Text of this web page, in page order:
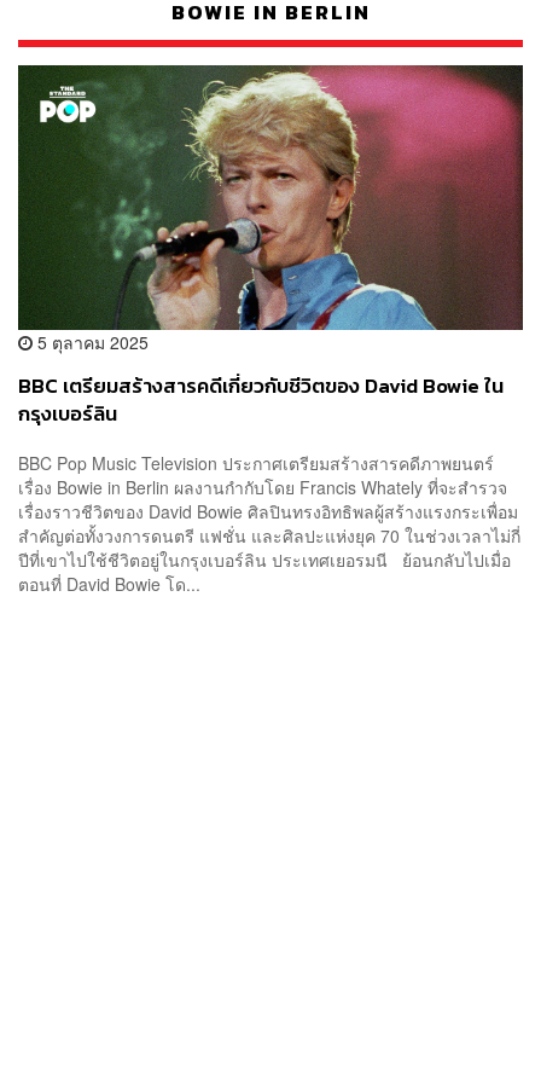
BOWIE IN BERLIN
5 ตุลาคม 2025
BBC เตรียมสร้างสารคดีเกี่ยวกับชีวิตของ David Bowie ใน
กรุงเบอร์ลิน
BBC Pop Music Television ประกาศเตรียมสร้างสารคดีภาพยนตร์
เรื่อง Bowie in Berlin ผลงานกำกับโดย Francis Whately ที่จะสำรวจ
เรื่องราวชีวิตของ David Bowie ศิลปินทรงอิทธิพลผู้สร้างแรงกระเพื่อม
สำคัญต่อทั้งวงการดนตรี แฟชั่น และศิลปะแห่งยุค 70 ในช่วงเวลาไม่กี่
ปีที่เขาไปใช้ชีวิตอยู่ในกรุงเบอร์ลิน ประเทศเยอรมนี ย้อนกลับไปเมื่อ
ตอนที่ David Bowie โด...